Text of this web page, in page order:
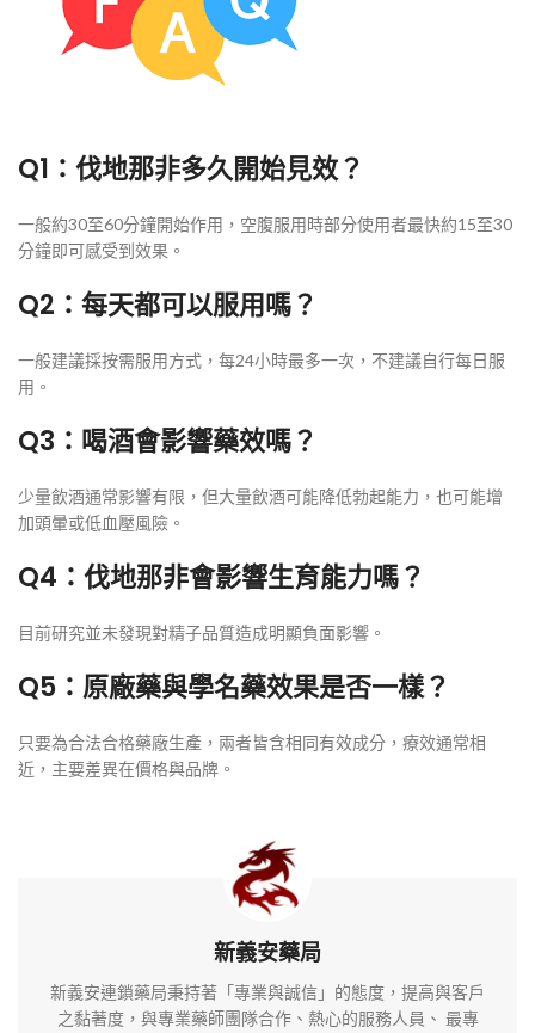
Q1：伐地那非多久開始見效？
一般約30至60分鐘開始作用，空腹服用時部分使用者最快約15至30
分鐘即可感受到效果。
Q2：每天都可以服用嗎？
一般建議採按需服用方式，每24小時最多一次，不建議自行每日服
用。
Q3：喝酒會影響藥效嗎？
少量飲酒通常影響有限，但大量飲酒可能降低勃起能力，也可能增
加頭暈或低血壓風險。
Q4：伐地那非會影響生育能力嗎？
目前研究並未發現對精子品質造成明顯負面影響。
Q5：原廠藥與學名藥效果是否一樣？
只要為合法合格藥廠生產，兩者皆含相同有效成分，療效通常相
近，主要差異在價格與品牌。
新義安藥局
新義安連鎖藥局秉持著「專業與誠信」的態度，提高與客戶
之黏著度，與專業藥師團隊合作、熱心的服務人員、 最專